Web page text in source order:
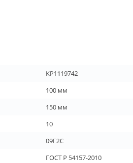
КР1119742
100 мм
150 мм
10
09Г2С
ГОСТ Р 54157-2010